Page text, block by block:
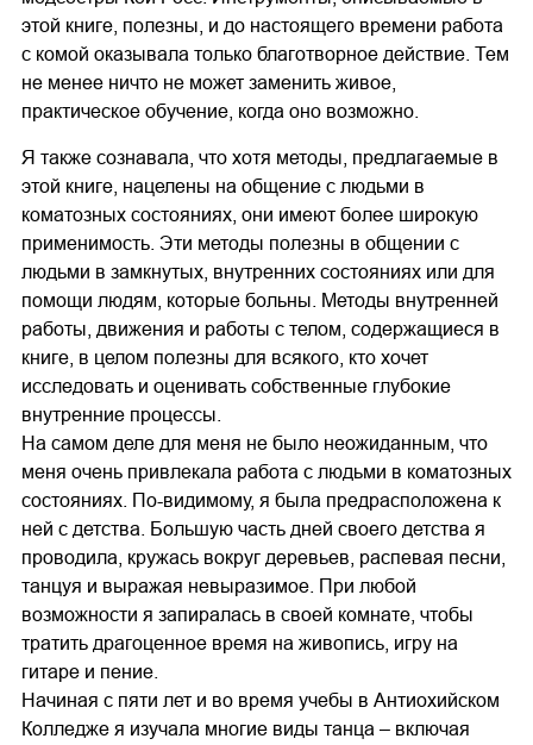
этой книге, полезны, и до настоящего времени работа
с комой оказывала только благотворное действие. Тем
не менее ничто не может заменить живое,
практическое обучение, когда оно возможно.
Я также сознавала, что хотя методы, предлагаемые в
этой книге, нацелены на общение с людьми в
коматозных состояниях, они имеют более широкую
применимость. Эти методы полезны в общении с
людьми в замкнутых, внутренних состояниях или для
помощи людям, которые больны. Методы внутренней
работы, движения и работы с телом, содержащиеся в
книге, в целом полезны для всякого, кто хочет
исследовать и оценивать собственные глубокие
внутренние процессы.
На самом деле для меня не было неожиданным, что
меня очень привлекала работа с людьми в коматозных
состояниях. По-видимому, я была предрасположена к
ней с детства. Большую часть дней своего детства я
проводила, кружась вокруг деревьев, распевая песни,
танцуя и выражая невыразимое. При любой
возможности я запиралась в своей комнате, чтобы
тратить драгоценное время на живопись, игру на
гитаре и пение.
Начиная с пяти лет и во время учебы в Антиохийском
Колледже я изучала многие виды танца – включая